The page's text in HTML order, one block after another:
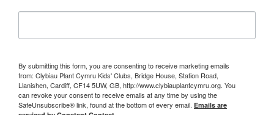
By submitting this form, you are consenting to receive marketing emails
from: Clybiau Plant Cymru Kids' Clubs, Bridge House, Station Road,
Llanishen, Cardiff, CF14 5UW, GB, http://www.clybiauplantcymru.org. You
can revoke your consent to receive emails at any time by using the
SafeUnsubscribe® link, found at the bottom of every email. Emails are